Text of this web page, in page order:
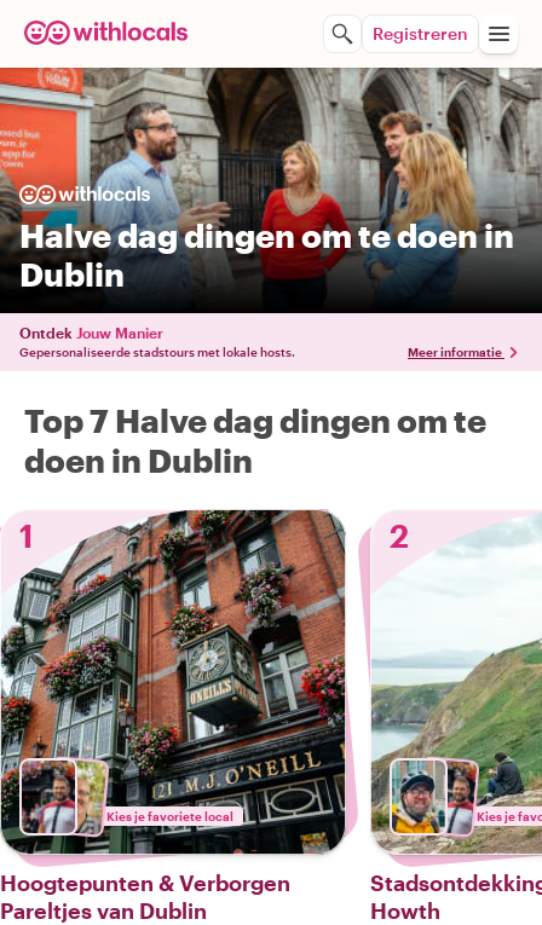
Registreren
Halve dag dingen om te doen in
Dublin
Ontdek Jouw Manier
Gepersonaliseerde stadstours met lokale hosts. Meer informatie
Top 7 Halve dag dingen om te
doen in Dublin
1
Kies je favoriete local
Hoogtepunten & Verborgen
Pareltjes van Dublin
2
Kies je
Howth